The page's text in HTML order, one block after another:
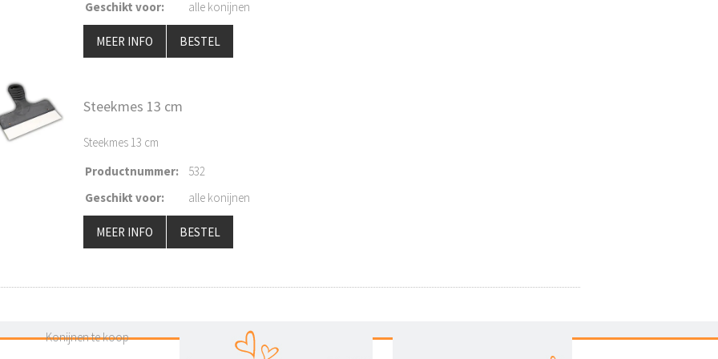
Geschikt voor: alle konijnen
MEER INFO BESTEL
Steekmes 13 cm
Steekmes 13 cm
Productnummer:
532
Geschikt voor: alle konijnen
MEER INFO BESTEL
Konijnen te koop